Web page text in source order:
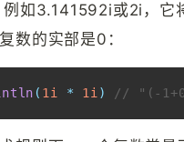
如3.141592i或2i，它
数的实部是0：
( 1i * 1i ) // "(-